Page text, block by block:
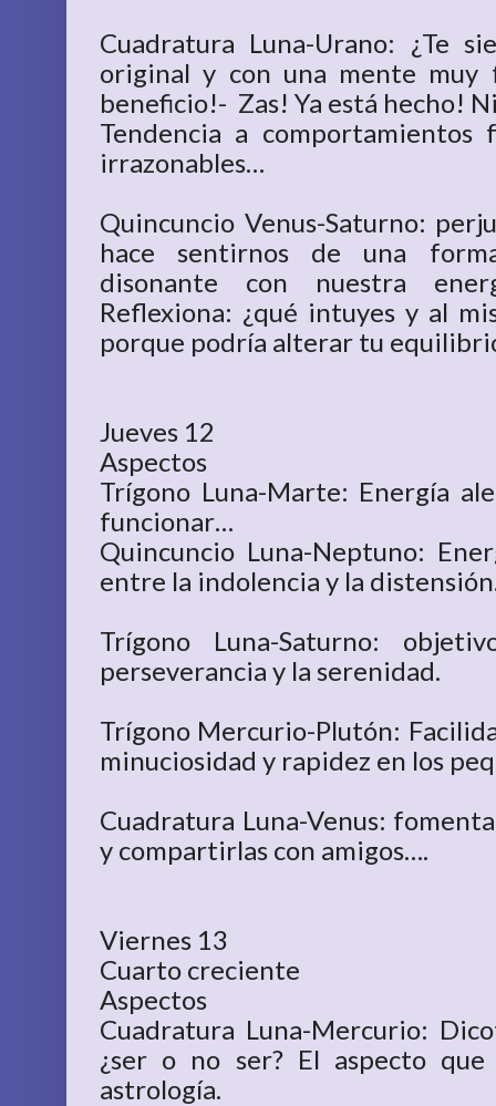
Cuadratura Luna-Urano: ¿Te
original y con una mente muy
beneficio!- Zas! Ya está hecho!
Tendencia a comportamientos
irrazonables…
Quincuncio Venus-Saturno:
hace sentirnos de una
disonante con nuestra
Reflexiona: ¿qué intuyes y al
porque podría alterar tu
Jueves 12
Aspectos
Trígono Luna-Marte: Energía
funcionar…
Quincuncio Luna-Neptuno:
entre la indolencia y la
Trígono Luna-Saturno:
perseverancia y la serenidad.
Trígono Mercurio-Plutón:
minuciosidad y rapidez en los
Cuadratura Luna-Venus:
y compartirlas con amigos….
Viernes 13
Cuarto creciente
Aspectos
Cuadratura Luna-Mercurio:
¿ser o no ser? El aspecto
astrología.